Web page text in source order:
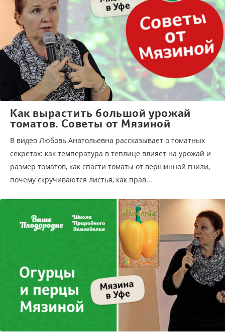
Как вырастить большой урожай
томатов. Советы от Мязиной
В видео Любовь Анатольевна рассказывает о томатных
секретах: как температура в теплице влияет на урожай и
размер томатов, как спасти томаты от вершинной гнили,
почему скручиваются листья, как прав...